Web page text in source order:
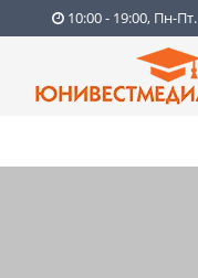
10:00 - 19:00, Пн-Пт.